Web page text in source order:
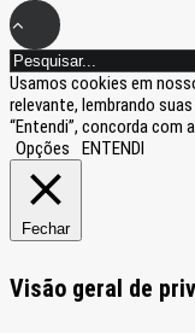
Usamos cookies em
relevante, lembrando
“Entendi”, concorda com
Opções
ENTENDI
Fechar
Visão geral de